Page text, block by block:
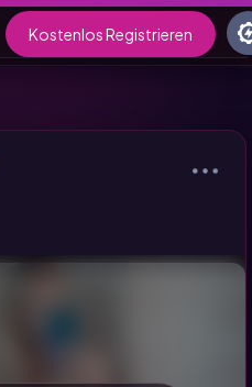
Kostenlos Registrieren